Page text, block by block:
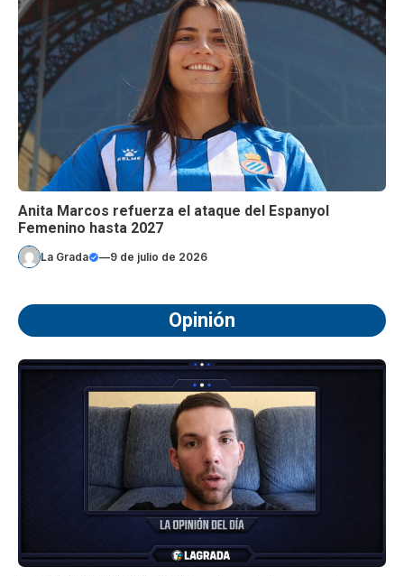
Anita Marcos refuerza el ataque del Espanyol
Femenino hasta 2027
La Grada —9 de julio de 2026
Opinión